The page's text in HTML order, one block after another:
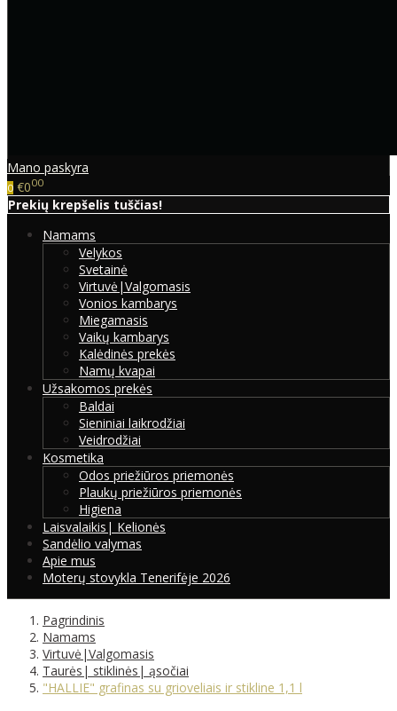
Mano paskyra
0 €000
Prekių krepšelis tuščias!
Namams
Velykos
Svetainė
Virtuvė|Valgomasis
Vonios kambarys
Miegamasis
Vaikų kambarys
Kalėdinės prekės
Namų kvapai
Užsakomos prekės
Baldai
Sieniniai laikrodžiai
Veidrodžiai
Kosmetika
Odos priežiūros priemonės
Plaukų priežiūros priemonės
Higiena
Laisvalaikis| Kelionės
Sandėlio valymas
Apie mus
Moterų stovykla Tenerifėje 2026
Pagrindinis
Namams
Virtuvė|Valgomasis
Taurės| stiklinės| ąsočiai
"HALLIE" grafinas su grioveliais ir stikline 1,1 l